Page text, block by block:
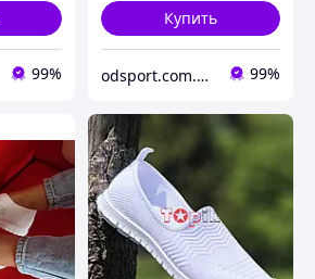
99%
Купить
odsport.com.ua Мужская одежда спортивная 99%